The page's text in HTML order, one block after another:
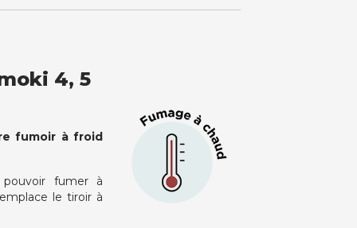
4, 5
fumoir à froid
fumer à
le tiroir à